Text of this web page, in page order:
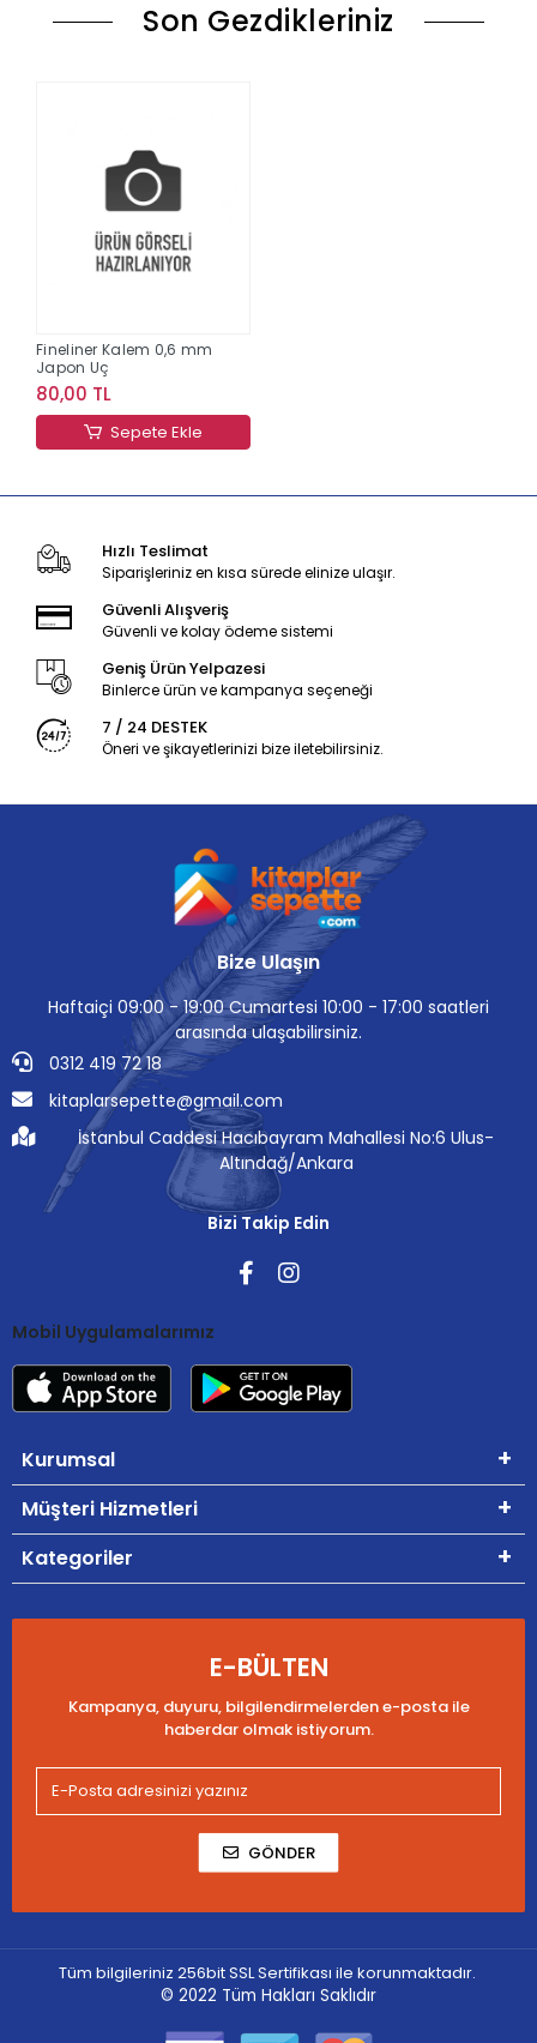
Son Gezdikleriniz
Fineliner Kalem 0,6 mm
Japon Uç
80,00 TL
Sepete Ekle
Hızlı Teslimat
Siparişleriniz en kısa sürede elinize ulaşır.
Güvenli Alışveriş
Güvenli ve kolay ödeme sistemi
Geniş Ürün Yelpazesi
Binlerce ürün ve kampanya seçeneği
7 / 24 DESTEK
Öneri ve şikayetlerinizi bize iletebilirsiniz.
Bize Ulaşın
Haftaiçi 09:00 - 19:00 Cumartesi 10:00 - 17:00 saatleri
arasında ulaşabilirsiniz.
0312 419 72 18
kitaplarsepette@gmail.com
İstanbul Caddesi Hacıbayram Mahallesi No:6 Ulus-
Altındağ/Ankara
Bizi Takip Edin
Mobil Uygulamalarımız
Kurumsal
Müşteri Hizmetleri
Kategoriler
E-BÜLTEN
Kampanya, duyuru, bilgilendirmelerden e-posta ile
haberdar olmak istiyorum.
GÖNDER
Tüm bilgileriniz 256bit SSL Sertifikası ile korunmaktadır.
© 2022 Tüm Hakları Saklıdır